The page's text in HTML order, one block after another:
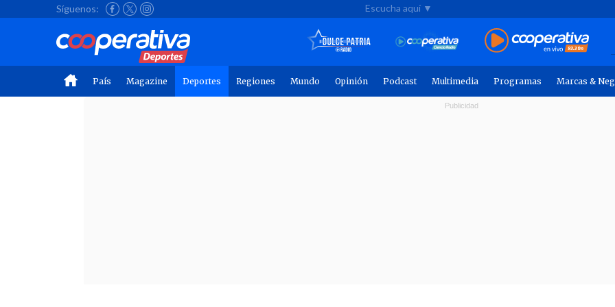
Síguenos: Escucha aquí ▼
País Magazine Deportes Regiones Mundo Opinión Podcast Multimedia Programas Marcas &